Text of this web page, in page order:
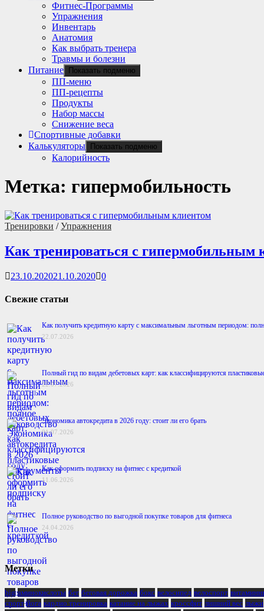
Фитнес-Программы
Упражнения
Инвентарь
Анатомия
Как выбрать тренера
Травмы и болезни
Питание
Показать подменю
ПП-меню
ПП-рецепты
Продукты
Набор массы
Снижение веса
Спортивные добавки
Калькуляторы
Показать подменю
Калорийность
Метка: гипермобильность
Тренировки /Упражнения
Как тренироваться с гипермобильным
23.10.202021.10.2020 0
Свежие статьи
Как получить кредитную карту с максимальным льготным периодом:
22.07.2026
Полный гид по видам дебетовых карт: как классифицируются
22.07.2026
Экономика автокредита в 2026 году: стоит ли его брать
01.07.2026
Как оформить подписку на фитнес с кредиткой
11.06.2026
Полное руководство по выгодной покупке товаров для фитнеса
24.04.2026
Метки
big аминокислоты бег беговая дорожка бокс велосипед велоспорт
спорт йога кардио тренировка катание на лыжах кроссфит лишний вес лыжи